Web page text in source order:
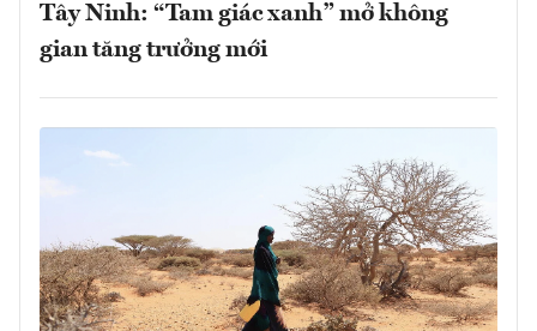
Tây Ninh: “Tam giác xanh” mở không
gian tăng trưởng mới